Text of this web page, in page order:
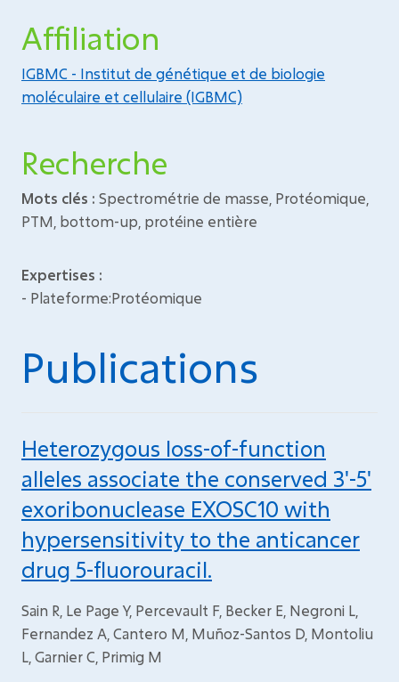
Affiliation
IGBMC - Institut de génétique et de biologie
moléculaire et cellulaire (IGBMC)
Recherche
Mots clés : Spectrométrie de masse, Protéomique,
PTM, bottom-up, protéine entière
Expertises :
- Plateforme:Protéomique
Publications
Heterozygous loss-of-function
alleles associate the conserved 3'-5'
exoribonuclease EXOSC10 with
hypersensitivity to the anticancer
drug 5-fluorouracil.
Sain R, Le Page Y, Percevault F, Becker E, Negroni L,
Fernandez A, Cantero M, Muñoz-Santos D, Montoliu
L, Garnier C, Primig M